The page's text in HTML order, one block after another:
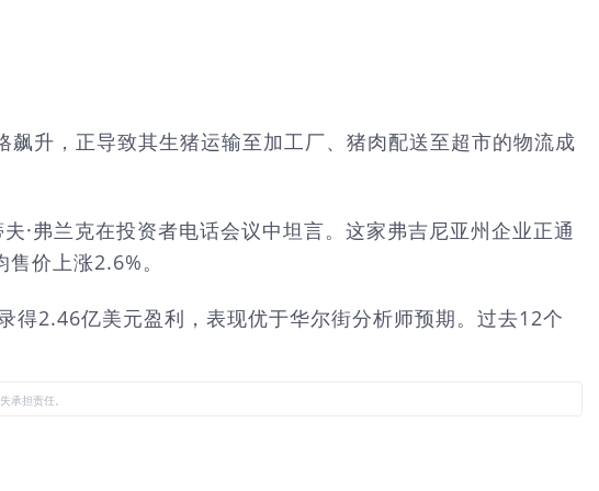
升，正导致其生猪运输至加工厂、猪肉配送至超市的物流成
弗兰克在投资者电话会议中坦言。这家弗吉尼亚州企业正通
价上涨2.6%。
2.46亿美元盈利，表现优于华尔街分析师预期。过去12个
承担责任。